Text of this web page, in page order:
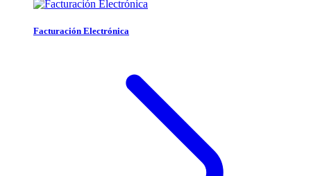
Facturación Electrónica